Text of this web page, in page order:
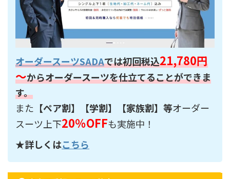
オーダースーツSADAでは初回税込21,780円
～からオーダースーツを仕立てることができま
す。
また 【ペア割】【学割】【家族割】等オーダー
スーツ上下20％OFFも実施中！
★詳しくはこちら